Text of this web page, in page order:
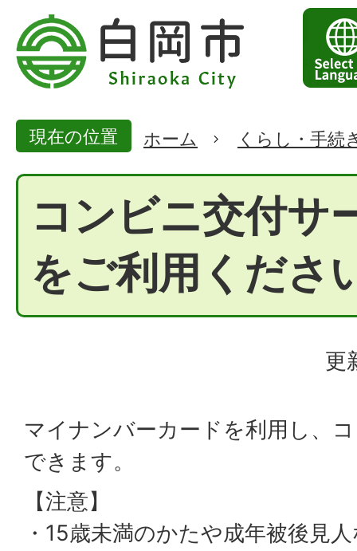
現在の位置 ホーム くらし・手続
コンビニ交付サ
をご利用くださ
更
マイナンバーカードを利用し、
できます。
【注意】
・15歳未満のかたや成年被後見